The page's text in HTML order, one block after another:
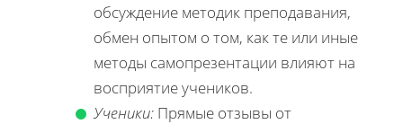
обсуждение методик преподавания,
обмен опытом о том, как те или иные
методы самопрезентации влияют на
восприятие учеников.
Ученики: Прямые отзывы от